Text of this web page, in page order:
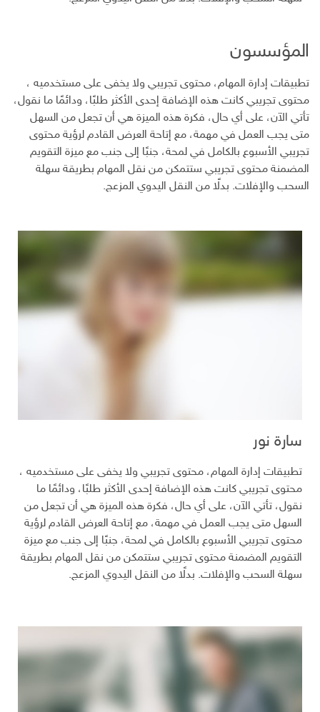
المؤسسون
تطبيقات إدارة المهام، محتوى تجريبي ولا يخفى على مستخدميه ،
محتوى تجريبي كانت هذه الإضافة إحدى الأكثر طلبًا، ودائمًا ما نقول،
تأتي الآن، على أي حال، فكرة هذه الميزة هي أن تجعل من السهل
متى يجب العمل في مهمة، مع إتاحة العرض القادم لرؤية محتوى
تجريبي الأسبوع بالكامل في لمحة، جنبًا إلى جنب مع ميزة التقويم
المضمنة محتوى تجريبي ستتمكن من نقل المهام بطريقة سهلة
السحب والإفلات. بدلًا من النقل اليدوي المزعج.
سارة نور
تطبيقات إدارة المهام، محتوى تجريبي ولا يخفى على مستخدميه ،
محتوى تجريبي كانت هذه الإضافة إحدى الأكثر طلبًا، ودائمًا ما
نقول، تأتي الآن، على أي حال، فكرة هذه الميزة هي أن تجعل من
السهل متى يجب العمل في مهمة، مع إتاحة العرض القادم لرؤية
محتوى تجريبي الأسبوع بالكامل في لمحة، جنبًا إلى جنب مع ميزة
التقويم المضمنة محتوى تجريبي ستتمكن من نقل المهام بطريقة
سهلة السحب والإفلات. بدلًا من النقل اليدوي المزعج.